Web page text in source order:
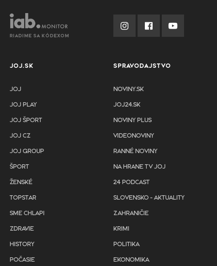
RIADIME SA KÓDEXOM
JOJ.SK
JOJ
JOJ PLAY
JOJ ŠPORT
JOJ CZ
JOJ GROUP
ŠPORT
ŽENSKÉ
TOPSTAR
SME CHLAPI
ZDRAVIE
HISTORY
POČASIE
SPRAVODAJSTVO
NOVINY.SK
JOJ24.SK
NOVINY PLUS
VIDEONOVINY
RANNÉ NOVINY
NA HRANE TV JOJ
24 PODCAST
SLOVENSKO - AKTUALITY
ZAHRANIČIE
KRIMI
POLITIKA
EKONOMIKA